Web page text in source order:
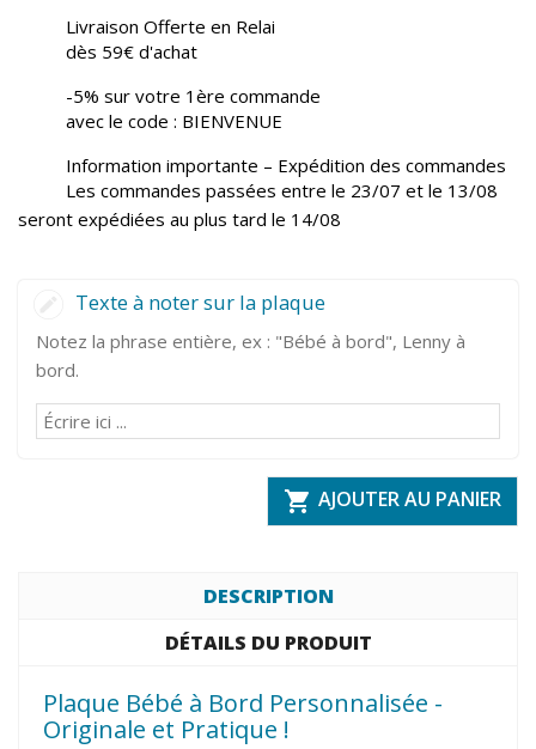
Livraison Offerte en Relai
dès 59€ d'achat
-5% sur votre 1ère commande
avec le code : BIENVENUE
Information importante – Expédition des commandes
Les commandes passées entre le 23/07 et le 13/08
seront expédiées au plus tard le 14/08
Texte à noter sur la plaque
Notez la phrase entière, ex : "Bébé à bord", Lenny à
bord.
 AJOUTER AU PANIER
DESCRIPTION
DÉTAILS DU PRODUIT
Plaque Bébé à Bord Personnalisée -
Originale et Pratique !